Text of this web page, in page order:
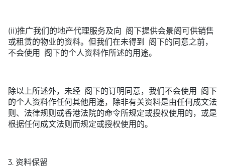
(ii)推广我们的地产代理服务及向 阁下提供会景阁可供销售
或租赁的物业的资料。但我们在未得到 阁下的同意之前，
不会使用 阁下的个人资料作所述的用途。
除以上所述外，未经 阁下的订明同意，我们不会使用 阁下
的个人资料作任何其他用途，除非有关资料是由任何成文法
则、法律规则或香港法院的命令所规定或授权使用的，或是
根据任何成文法则而规定或授权使用的。
3. 资料保留